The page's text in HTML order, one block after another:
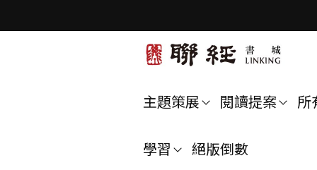
主題策展 閱讀提案 所
學習 絕版倒數